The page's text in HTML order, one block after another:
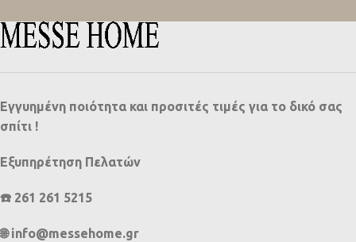
Εγγυημένη ποιότητα και προσιτές τιμές για το δικό σας
σπίτι !
Εξυπηρέτηση Πελατών
☎️ 261 261 5215
🌐 info@messehome.gr